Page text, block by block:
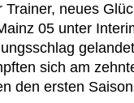
Trainer, neues
05 unter
sich am
den ersten